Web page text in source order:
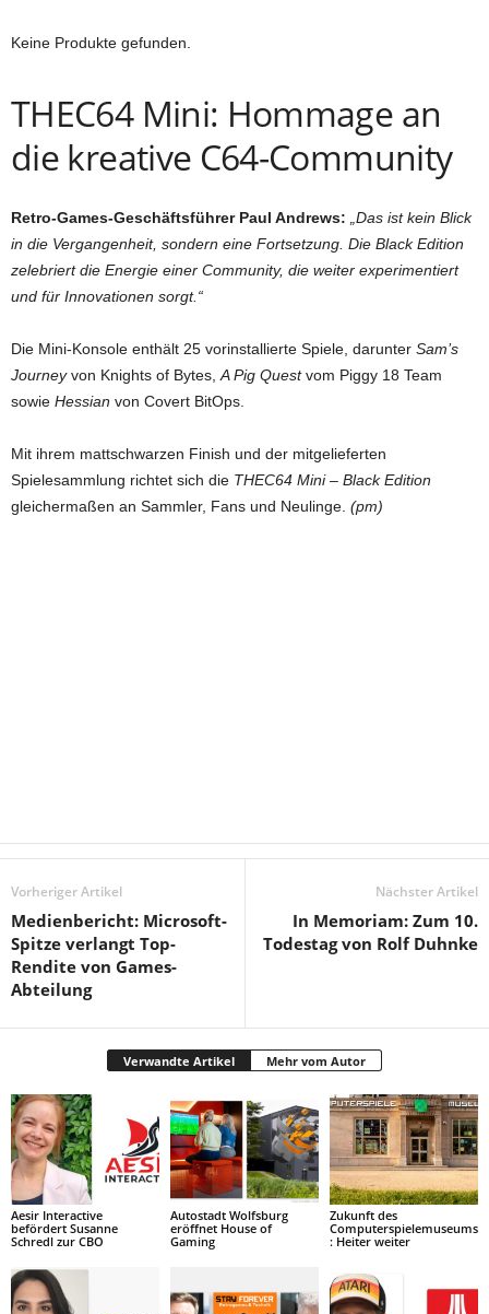
Keine Produkte gefunden.
THEC64 Mini: Hommage an
die kreative C64-Community
Retro-Games-Geschäftsführer Paul Andrews:
„Das ist kein Blick
in die Vergangenheit, sondern eine Fortsetzung. Die Black Edition
zelebriert die Energie einer Community, die weiter experimentiert
und für Innovationen sorgt.“
Die Mini-Konsole enthält 25 vorinstallierte Spiele, darunter Sam’s
Journeyvon Knights of Bytes, A Pig Questvom Piggy 18 Team
sowie Hessian von Covert BitOps.
Mit ihrem mattschwarzen Finish und der mitgelieferten
Spielesammlung richtet sich die THEC64 Mini – Black Edition
gleichermaßen an Sammler, Fans und Neulinge. (pm)
Vorheriger Artikel
Medienbericht: Microsoft-
Spitze verlangt Top-
Rendite von Games-
Abteilung
Nächster Artikel
In Memoriam: Zum 10.
Todestag von Rolf Duhnke
Verwandte Artikel Mehr vom Autor
Aesir Interactive
befördert Susanne
Schredl zur CBO
Autostadt Wolfsburg
eröffnet House of
Gaming
Zukunft des
Computerspielemuseums
: Heiter weiter